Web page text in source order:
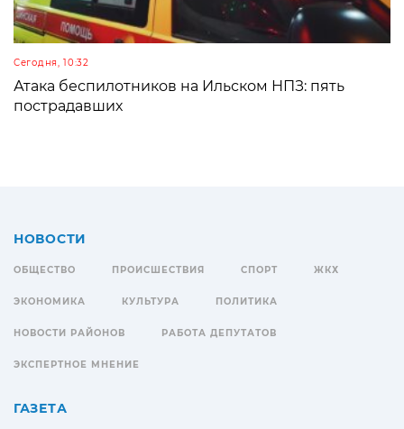
Сегодня, 10:32
Атака беспилотников на Ильском НПЗ: пять
пострадавших
НОВОСТИ
ОБЩЕСТВО ПРОИСШЕСТВИЯ СПОРТ ЖКХ
ЭКОНОМИКА КУЛЬТУРА ПОЛИТИКА
НОВОСТИ РАЙОНОВ РАБОТА ДЕПУТАТОВ
ЭКСПЕРТНОЕ МНЕНИЕ
ГАЗЕТА